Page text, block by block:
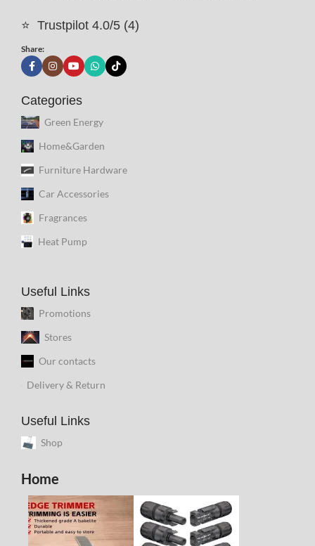
⭐ Trustpilot 4.0/5 (4)
Share:
Categories
Green Energy
Home&Garden
Furniture Hardware
Car Accessories
Fragrances
Heat Pump
Useful Links
Promotions
Stores
Our contacts
Delivery & Return
Useful Links
Shop
Home